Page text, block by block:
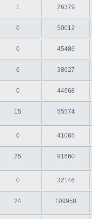
1 26379
0 50012
0 45486
6 38627
0 44668
15 55574
0 41065
25 91660
0 32146
24 109958